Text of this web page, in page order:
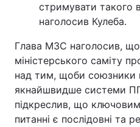
стримувати такого
наголосив Кулеба.
Глава МЗС наголосив,
міністерського саміту
над тим, щоби союзники
якнайшвидше системи
підкреслив, що
питанні є послідовні та